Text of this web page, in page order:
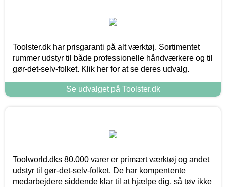
Toolster.dk har prisgaranti på alt værktøj. Sortimentet
rummer udstyr til både professionelle håndværkere og til
gør-det-selv-folket. Klik her for at se deres udvalg.
Se udvalget på Toolster.dk
Toolworld.dks 80.000 varer er primært værktøj og andet
udstyr til gør-det-selv-folket. De har kompentente
medarbejdere siddende klar til at hjælpe dig, så tøv ikke